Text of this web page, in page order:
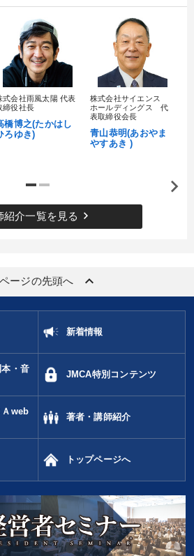
リーダーの魅力向上
織を強化したい 経営を改善したい
ービス 経営計画
目的別」「キーワード」を更新いただけます。
タイトル）からお探しいただけます
推薦 リーダーシップ
経営計画 株式市場 金利
再建 MBA FCビジネス
式会社雨風太陽 代表
締役社長
橋博之(たかはし
ろゆき)
株式会社サイエンス
ホールディングス 代
表取締役会長
青山恭明(あおやま
やすあき )
紹介一覧を見る keyboard_arrow_right
ージの先頭へ keyboard_arrow_up
新着情報
・音
JMCA特別コンテンツ
Ａweb
著者・講師紹介
トップページへ